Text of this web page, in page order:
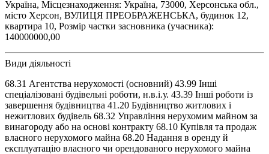
Україна, Місцезнаходження: Україна, 73000, Херсонська обл.,
місто Херсон, ВУЛИЦЯ ПРЕОБРАЖЕНСЬКА, будинок 12,
квартира 10, Розмір частки засновника (учасника):
140000000,00
Види діяльності
68.31 Агентства нерухомості (основний) 43.99 Інші
спеціалізовані будівельні роботи, н.в.і.у. 43.39 Інші роботи із
завершення будівництва 41.20 Будівництво житлових і
нежитлових будівель 68.32 Управління нерухомим майном за
винагороду або на основі контракту 68.10 Купівля та продаж
власного нерухомого майна 68.20 Надання в оренду й
експлуатацію власного чи орендованого нерухомого майна